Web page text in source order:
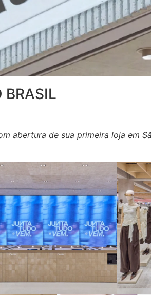
BRASIL
abertura de sua primeira loja em